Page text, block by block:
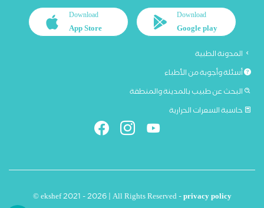
Download
Google play
Download
App Store
المدونة الطبية
أسئلة وأجوبة من الأطباء
البحث عن طبيب بالمدينة والمنطقة
حاسبة السعرات الحرارية
© ekshef 2021 - 2026 | All Rights Reserved -privacy policy